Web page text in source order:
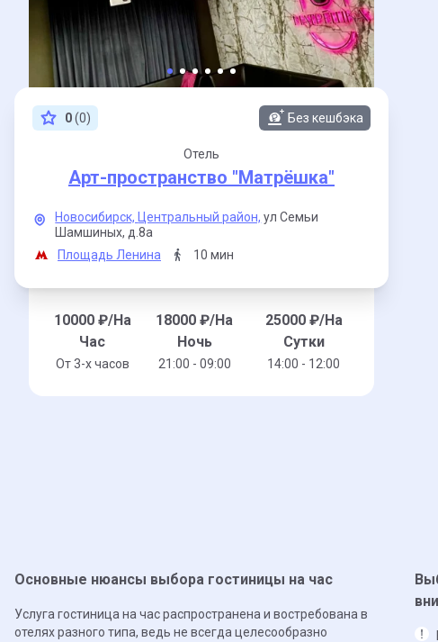
0(0) Без кешбэка
Отель
Арт-пространство "Матрёшка"
Новосибирск, Центральный район, ул Семьи
Шамшиных, д.8а
Площадь Ленина
10 мин
10000₽/На
Час
От 3-x часов
18000 ₽/На
Ночь
21:00 - 09:00
25000₽/На
Сутки
14:00 - 12:00
Основные нюансы выбора гостиницы на час
Услуга гостиница на час распространена и востребована в
отелях разного типа, ведь не всегда целесообразно